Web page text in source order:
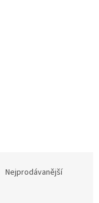
Nejprodávanější